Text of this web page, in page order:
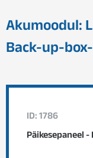
Akumoodul:
Back-up-
ID: 1786
Päikesepaneel -